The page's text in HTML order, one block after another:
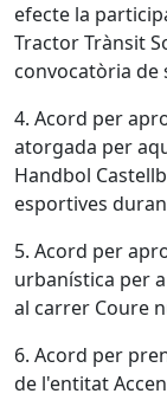
efecte la
Tractor Trànsit
convocatòria de
4. Acord per
atorgada per
Handbol
esportives
5. Acord per
urbanística per
al carrer Coure
6. Acord per
de l'entitat